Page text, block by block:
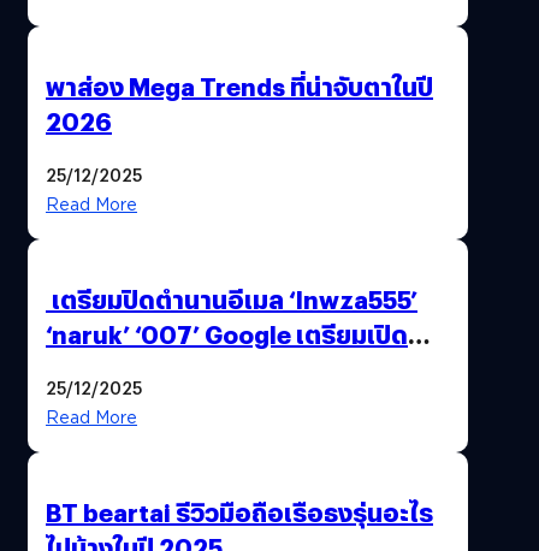
พาส่อง Mega Trends ที่น่าจับตาในปี
2026
25/12/2025
Read More
เตรียมปิดตำนานอีเมล ‘lnwza555’
‘naruk’ ‘007’ Google เตรียมเปิด
25/12/2025
Read More
BT beartai รีวิวมือถือเรือธงรุ่นอะไร